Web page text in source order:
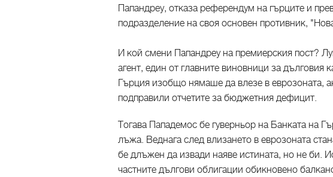
Папандреу, отказа референдум на гърците и
подразделение на своя основен противник,
И кой смени Папандреу на премиерския пост?
агент, един от главните виновници за дълговия
Гърция изобщо нямаше да влезе в еврозоната,
подправили отчетите за бюджетния дефицит.
Тогава Пападемос бе гуверньор на Банката на
лъжа. Веднага след влизането в еврозоната
бе длъжен да извади наяве истината, но не би.
частните дългови облигации обикновено